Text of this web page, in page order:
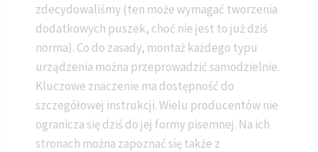
zdecydowaliśmy (ten może wymagać tworzenia
dodatkowych puszek, choć nie jest to już dziś
norma). Co do zasady, montaż każdego typu
urządzenia można przeprowadzić samodzielnie.
Kluczowe znaczenie ma dostępność do
szczegółowej instrukcji. Wielu producentów nie
ogranicza się dziś do jej formy pisemnej. Na ich
stronach można zapoznać się także z